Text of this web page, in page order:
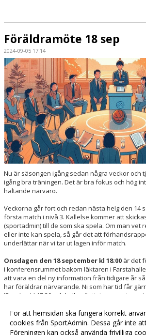
Föräldramöte 18 sep
2024-09-05 17:14
Nu är säsongen igång sedan några veckor och
igång bra träningen. Det är bra fokus och hög
haltande närvaro.
Veckorna går fort och redan nästa helg den 14
första match i nivå 3. Kallelse kommer att
(sportadmin) till de som ska spela. Om man vet
eller inte kan spela, så går det att
underlättar när vi tar ut lagen inför match.
Onsdagen den 18 september kl 18:00 är det
i konferensrummet bakom läktaren i
att vara en del ny information från tidigare år
har föräldrar närvarande. Ni som har tid får
IP redan kl 17:30 och kolla när tjejerna springer
Behöver ni komplettera med utrustning
träningskläder etc) så hittar ni det ni behöver på
För att hemsidan ska fungera korrekt
cookies från SportAdmin. Dessa går inte
Föreningen kan också använda frivilliga